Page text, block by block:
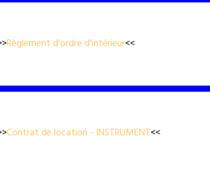
Règlement d'ordre d'intérieur<<
Contrat de location - INSTRUMENT<<